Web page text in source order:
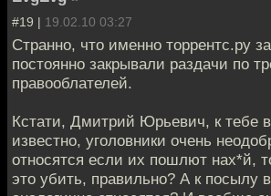
#19 | 19.02.10 03:27
Странно, что именно торрентс.ру
постоянно закрывали раздачи по
правооблателей.
Кстати, Дмитрий Юрьевич, к тебе
известно, уголовники очень
относятся если их пошлют нах*й,
это убить, правильно? А к посылу